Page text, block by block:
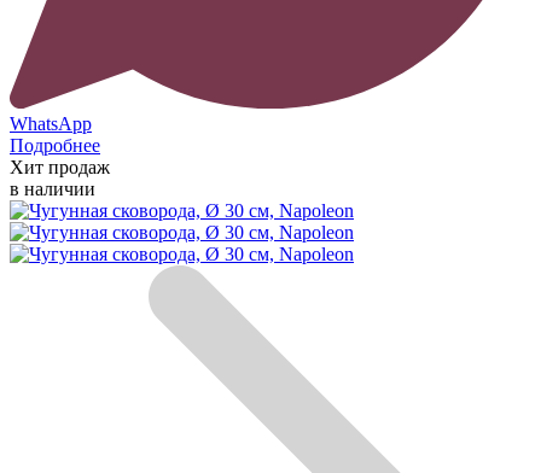
WhatsApp
Подробнее
Хит продаж
в наличии